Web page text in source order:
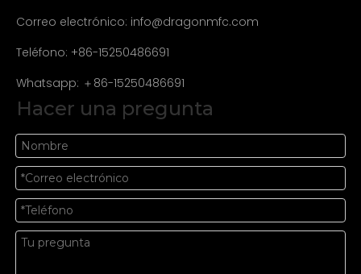
Correo electrónico: info@dragonmfc.com
Teléfono: +86-15250486691
Whatsapp: ＋86-15250486691
Hacer una pregunta